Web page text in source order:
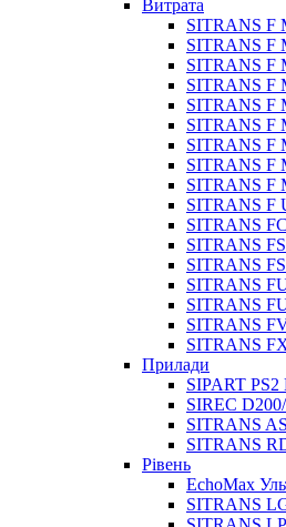
Витрата
SITRANS F
SITRANS F
SITRANS F
SITRANS F
SITRANS F
SITRANS F
SITRANS F
SITRANS F
SITRANS F
SITRANS F
SITRANS
SITRANS
SITRANS
SITRANS
SITRANS
SITRANS
SITRANS
Прилади
SIPART PS2
SIREC
SITRANS
SITRANS
Рівень
EchoMax
SITRANS